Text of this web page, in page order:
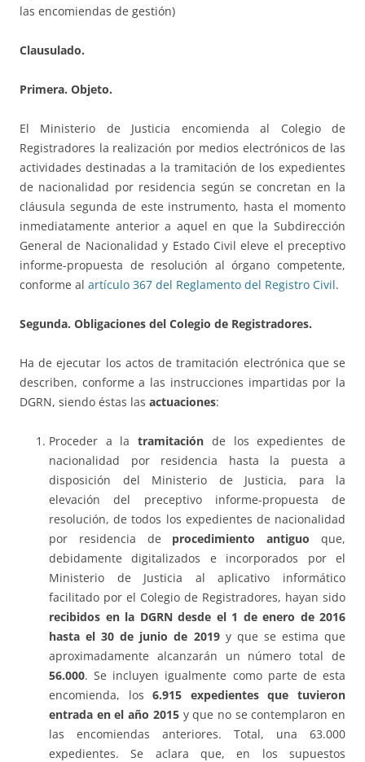
las encomiendas de gestión)
Clausulado.
Primera. Objeto.
El Ministerio de Justicia encomienda al Colegio de
Registradores la realización por medios electrónicos de las
actividades destinadas a la tramitación de los expedientes
de nacionalidad por residencia según se concretan en la
cláusula segunda de este instrumento, hasta el momento
inmediatamente anterior a aquel en que la Subdirección
General de Nacionalidad y Estado Civil eleve el preceptivo
informe-propuesta de resolución al órgano competente,
conforme al artículo 367 del Reglamento del Registro Civil.
Segunda. Obligaciones del Colegio de Registradores.
Ha de ejecutar los actos de tramitación electrónica que se
describen, conforme a las instrucciones impartidas por la
DGRN, siendo éstas las actuaciones:
Proceder a latramitación de los expedientes de
nacionalidad por residencia hasta la puesta a
disposición del Ministerio de Justicia, para la
elevación del preceptivo informe-propuesta de
resolución, de todos los expedientes de nacionalidad
por residencia de procedimiento antiguo que,
debidamente digitalizados e incorporados por el
Ministerio de Justicia al aplicativo informático
facilitado por el Colegio de Registradores, hayan sido
recibidos en la DGRN desde el 1 de enero de 2016
hasta el 30 de junio de 2019y que se estima que
aproximadamente alcanzarán un número total de
56.000. Se incluyen igualmente como parte de esta
encomienda, los6.915 expedientes que tuvieron
entrada en el año 2015y que no se contemplaron en
las encomiendas anteriores. Total, una 63.000
expedientes. Se aclara que, en los supuestos